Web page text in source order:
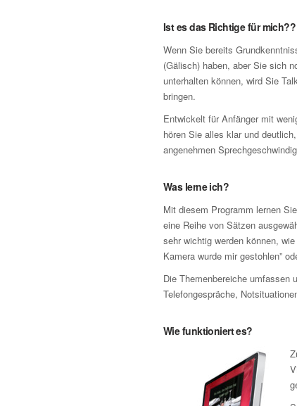
Ist es das Richtige für mich??
Wenn Sie bereits
(Gälisch) haben, aber Sie sich
unterhalten können, wird Sie
bringen.
Entwickelt für Anfänger mit
hören Sie alles klar und
angenehmen
Was lerne ich?
Mit diesem Programm lernen
eine Reihe von Sätzen
sehr wichtig werden können,
Kamera wurde mir gestohlen”
Die Themenbereiche umfassen
Telefongespräche,
Wie funktioniert es?